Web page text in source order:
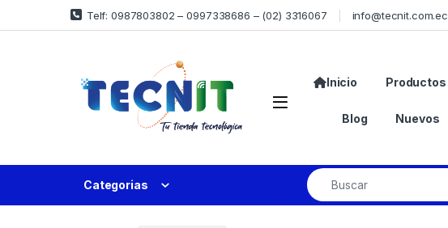
Telf: 0987803802 – 0997338686 – (02) 3316067 info@tecnit.com.ec
Inicio Productos
Blog Nuevos
Categorias